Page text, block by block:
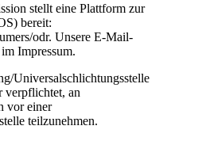
stellt eine Plattform zur
bereit:
odr. Unsere E-Mail-
Impressum.
Universalschlichtungsstelle
verpflichtet, an
vor einer
teilzunehmen.